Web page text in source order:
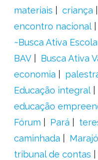
materiais
criança
encontro nacional
~Busca Ativa
BAV
Busca Ativa
economia
Educação integral
educação
Fórum
Pará
caminhada
Marajó
tribunal de contas